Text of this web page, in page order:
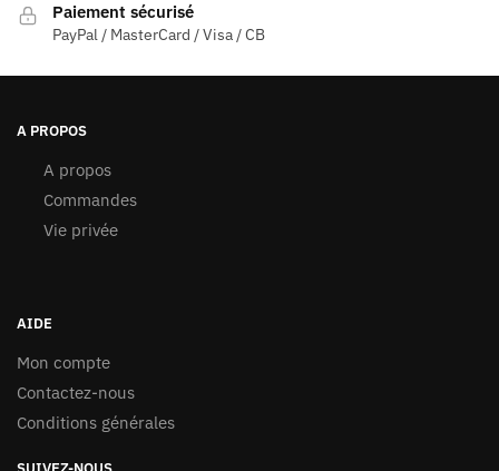
Paiement sécurisé
PayPal / MasterCard / Visa / CB
A PROPOS
A propos
Commandes
Vie privée
AIDE
Mon compte
Contactez-nous
Conditions générales